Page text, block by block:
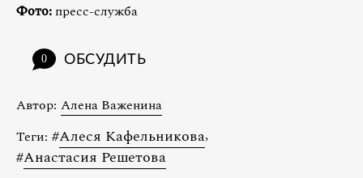
Фото: пресс-служба
0 ОБСУДИТЬ
Автор: Алена Важенина
Теги: #Алеся Кафельникова,
#Анастасия Решетова